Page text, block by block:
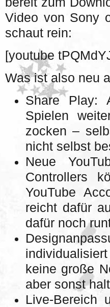
Video von Sony
schaut rein:
[youtube
Was ist also neu
Share Play:
Spielen
zocken –
nicht selbst
Neue
Controllers
YouTube
reicht dafür
dafür noch
keine große
aber sonst
Live-Bereich